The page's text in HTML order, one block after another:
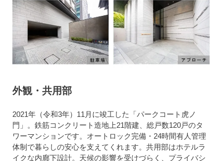
外観・共用部
2021年（令和3年）11月に竣工した「パークコート虎ノ
門」。鉄筋コンクリート造地上21階建、総戸数120戸のタ
ワーマンションです。オートロック完備・24時間有人管理
体制で暮らしの安心を支えてくれます。共用部はホテルラ
イクな内廊下設計。天候の影響を受けづらく、プライバシ